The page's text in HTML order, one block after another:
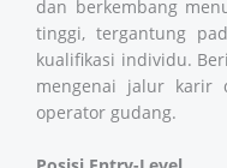
dan berkembang
tinggi, tergantung
kualifikasi individu.
mengenai jalur karir
operator gudang.